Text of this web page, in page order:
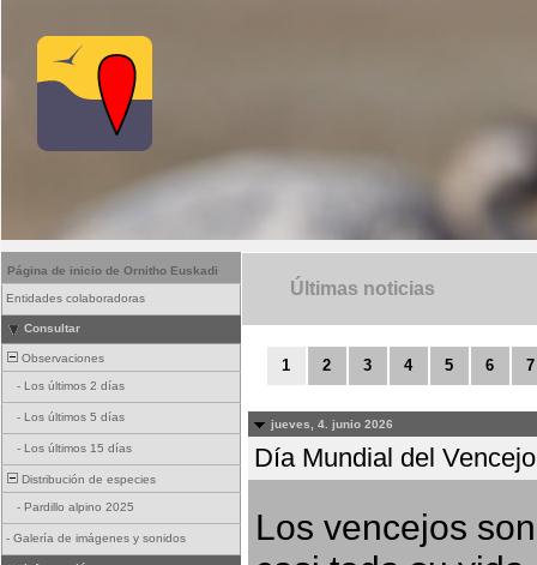
Página de inicio de Ornitho Euskadi
Entidades colaboradoras
Consultar
Observaciones
- Los últimos 2 días
- Los últimos 5 días
- Los últimos 15 días
Distribución de especies
- Pardillo alpino 2025
- Galería de imágenes y sonidos
Últimas noticias
1 2 3 4 5 6 7
jueves, 4. junio 2026
Día Mundial del
Los vencejos